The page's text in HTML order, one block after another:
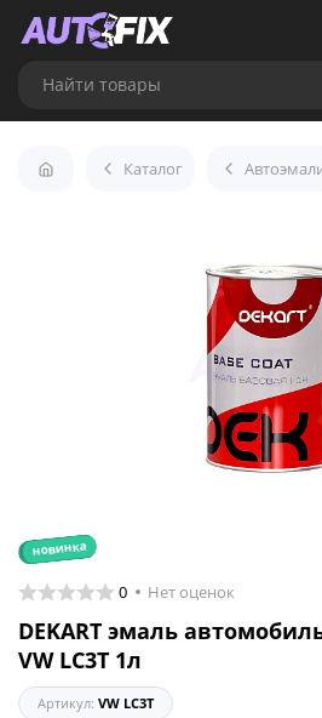
Найти товары
Каталог
новинка
0 Нет оценок
DEKART эмаль
VW LC3T 1л
Артикул: VW LC3T